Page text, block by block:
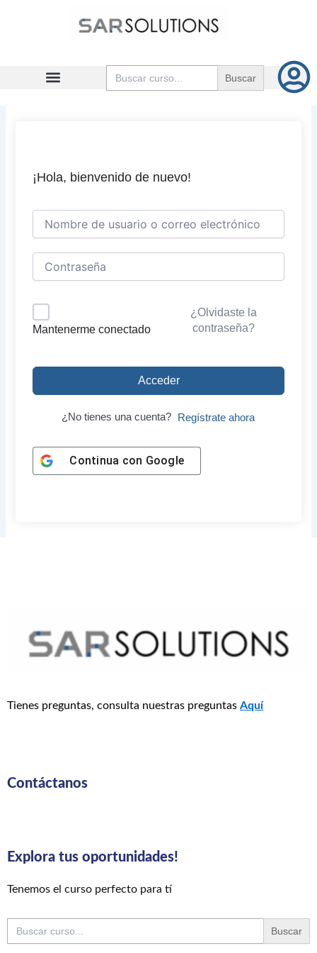
Buscar:
¡Hola, bienvenido de nuevo!
Mantenerme conectado
¿Olvidaste la
contraseña?
Acceder
¿No tienes una cuenta? Regístrate ahora
Continua con Google
Tienes preguntas, consulta nuestras preguntas Aquí
Contáctanos
Explora tus oportunidades!
Tenemos el curso perfecto para tí
Buscar: